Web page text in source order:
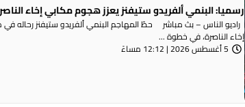
رسميا: البنمي ألفريدو ستيفنز يعزز هجوم مكابي إخاء
راديو الناس – بث مباشر حطّ المهاجم البنمي ألفريدو ستيفنز رحاله
إخاء الناصرة، في خطوة ...
5 أغسطس 2026 | 12:12 مساءً